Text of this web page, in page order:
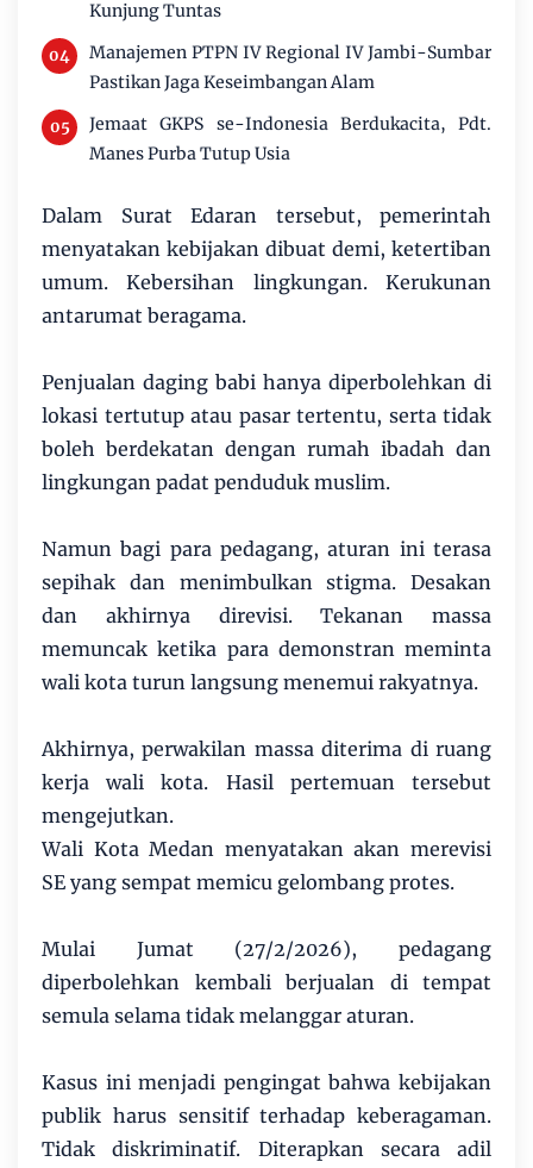
Kunjung Tuntas
Manajemen PTPN IV Regional IV Jambi-Sumbar
Pastikan Jaga Keseimbangan Alam
Jemaat GKPS se-Indonesia Berdukacita, Pdt.
Manes Purba Tutup Usia
Dalam Surat Edaran tersebut, pemerintah
menyatakan kebijakan dibuat demi, ketertiban
umum. Kebersihan lingkungan. Kerukunan
antarumat beragama.
Penjualan daging babi hanya diperbolehkan di
lokasi tertutup atau pasar tertentu, serta tidak
boleh berdekatan dengan rumah ibadah dan
lingkungan padat penduduk muslim.
Namun bagi para pedagang, aturan ini terasa
sepihak dan menimbulkan stigma. Desakan
dan akhirnya direvisi. Tekanan massa
memuncak ketika para demonstran meminta
wali kota turun langsung menemui rakyatnya.
Akhirnya, perwakilan massa diterima di ruang
kerja wali kota. Hasil pertemuan tersebut
mengejutkan.
Wali Kota Medan menyatakan akan merevisi
SE yang sempat memicu gelombang protes.
Mulai Jumat (27/2/2026), pedagang
diperbolehkan kembali berjualan di tempat
semula selama tidak melanggar aturan.
Kasus ini menjadi pengingat bahwa kebijakan
publik harus sensitif terhadap keberagaman.
Tidak diskriminatif. Diterapkan secara adil